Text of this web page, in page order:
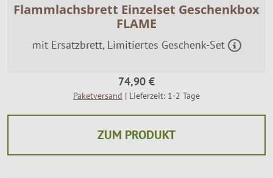
Flammlachsbrett Einzelset Geschenkbox
FLAME
mit Ersatzbrett, Limitiertes Geschenk-Set
74,90 €
Paketversand | Lieferzeit: 1-2 Tage
ZUM PRODUKT